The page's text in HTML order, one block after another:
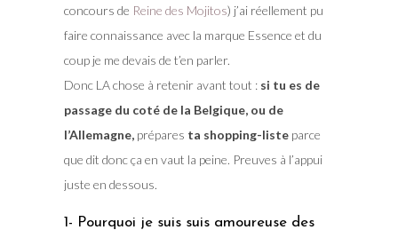
concours de Reine des Mojitos) j’ai réellement pu
faire connaissance avec la marque Essence et du
coup je me devais de t’en parler.
Donc LA chose à retenir avant tout :si tu es de
passage du coté de la Belgique, ou de
l’Allemagne,prépares ta shopping-listeparce
que dit donc ça en vaut la peine. Preuves à l’appui
juste en dessous.
1- Pourquoi je suis suis amoureuse des